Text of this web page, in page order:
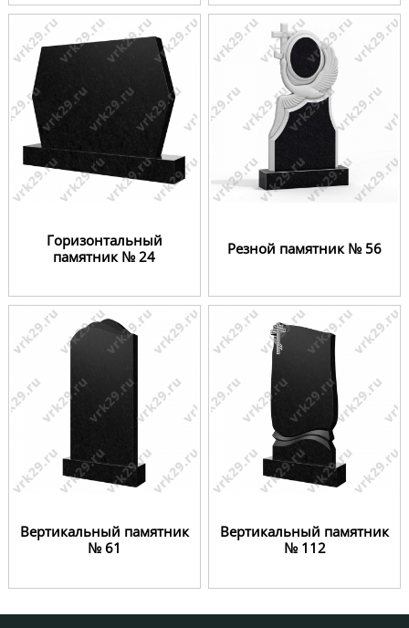
Горизонтальный
памятник № 24
Резной памятник № 56
Вертикальный памятник
№ 61
Вертикальный памятник
№ 112